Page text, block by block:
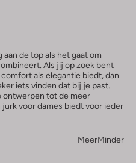
aan de top als het gaat om
Als jij op zoek bent
als elegantie biedt, dan
iets vinden dat bij je past.
ontwerpen tot de meer
voor dames biedt voor ieder
MeerMinder